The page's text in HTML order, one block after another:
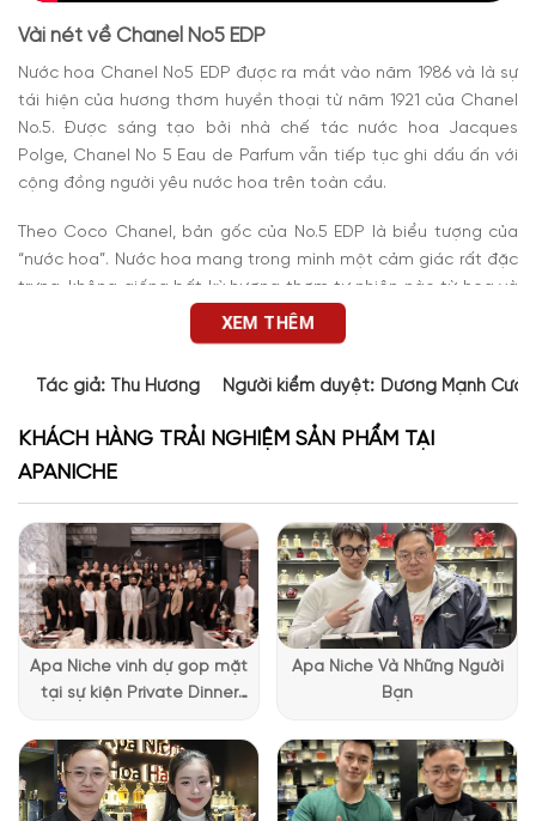
Vài nét về Chanel No5 EDP
Nước hoa Chanel No5 EDP được ra mắt vào năm 1986 và là sự
tái hiện của hương thơm huyền thoại từ năm 1921 của Chanel
No.5. Được sáng tạo bởi nhà chế tác nước hoa Jacques
Polge, Chanel No 5 Eau de Parfum vẫn tiếp tục ghi dấu ấn với
cộng đồng người yêu nước hoa trên toàn cầu.
Theo Coco Chanel, bản gốc của No.5 EDP là biểu tượng của
“nước hoa”. Nước hoa mang trong mình một cảm giác rất đặc
trưng, không giống bất kỳ hương thơm tự nhiên nào từ hoa và
nước hoa của Chanel này tỏa sáng với phong cách
quyến rũ, dịu dàng và nữ tính. Chúng đại diện cho một tác
tạo nên bởi những đôi bàn tay tài hoa trong ngành công
nghiệp nước hoa.
XEM THÊM
Tác giả: Thu Hương Người kiểm duyệt: Dương Mạnh
KHÁCH HÀNG TRẢI NGHIỆM SẢN PHẨM TẠI
APANICHE
Apa Niche vinh dự góp mặt
tại sự kiện Private Dinner
Vietnam
Apa Niche Và Những Người
Bạn